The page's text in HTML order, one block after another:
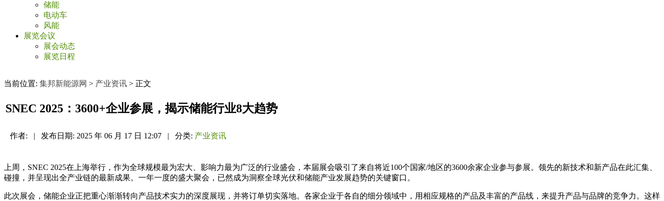
储能
电动车
风能
展览会议
展会动态
展览日程
当前位置: 集邦新能源网 > 产业资讯 > 正文
SNEC 2025：3600+企业参展，揭示储能行业8大趋势
作者: | 发布日期: 2025 年 06 月 17 日 12:07 | 分类: 产业资讯
上周，SNEC 2025在上海举行，作为全球规模最为宏大、影响力最为广泛的行业盛会，本届展会吸引了来自将近100个国家/地区的3600余家企业参与参展。领先的新技术和新产品在此汇集、
碰撞，并呈现出全产业链的最新成果。一年一度的盛大聚会，已然成为洞察全球光伏和储能产业发展趋势的关键窗口。
此次展会，储能企业正把重心渐渐转向产品技术实力的深度展现，并将订单切实落地。各家企业于各自的细分领域中，用相应规格的产品及丰富的产品线，来提升产品与品牌的竞争力。这样